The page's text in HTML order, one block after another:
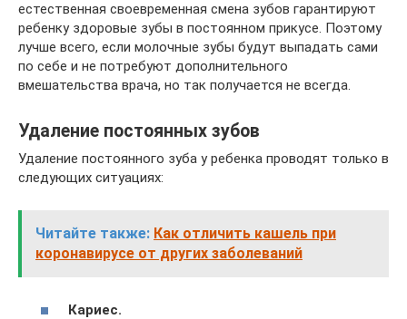
естественная своевременная смена зубов гарантируют
ребенку здоровые зубы в постоянном прикусе. Поэтому
лучше всего, если молочные зубы будут выпадать сами
по себе и не потребуют дополнительного
вмешательства врача, но так получается не всегда.
Удаление постоянных зубов
Удаление постоянного зуба у ребенка проводят только в
следующих ситуациях:
Читайте также: Как отличить кашель при
коронавирусе от других заболеваний
Кариес.